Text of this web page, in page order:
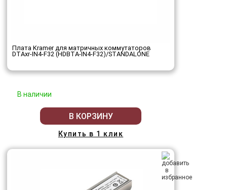
Плата Kramer для матричных коммутаторов
DTAxr-IN4-F32 (HDBTA-IN4-F32)/STANDALONE
В наличии
В КОРЗИНУ
Купить в 1 клик